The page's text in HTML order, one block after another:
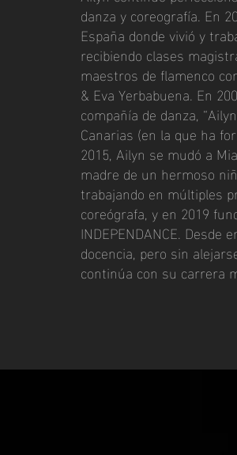
danza y coreografía. En
España donde vivió y
recibiendo clases
maestros de flamenco
& Eva Yerbabuena. En
compañía de danza,
Canarias (en la que ha
2015, Ailyn se mudó a
madre de un hermoso
trabajando en múltiples
coreógrafa, y en 2019
INDEPENDANCE. Desde
docencia, pero sin
continúa con su carrera